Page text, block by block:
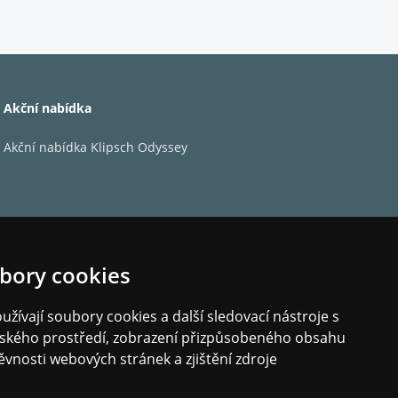
cookies
soubory cookies a další sledovací nástroje s
prostředí, zobrazení přizpůsobeného obsahu
webových stránek a zjištění zdroje
měnič: 1 x 5,1/4" RST® membrána,
Terminály: BI-wiring, Doporučený výkon
po celém světě to
technologickými
společnosti.
a jedinečného
Akční nabídka
Akční nabídka Klipsch Odyssey